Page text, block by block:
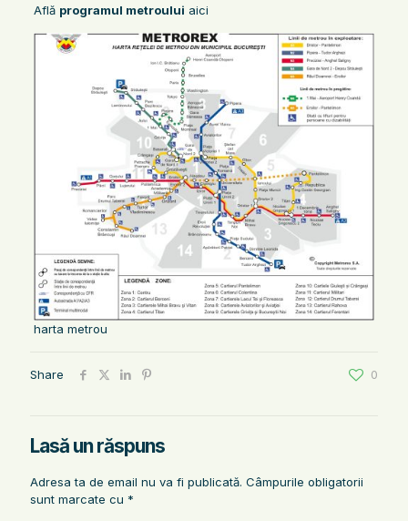
Află programul metroului aici
harta metrou
Share 0
Lasă un răspuns
Adresa ta de email nu va fi publicată. Câmpurile obligatorii
sunt marcate cu *